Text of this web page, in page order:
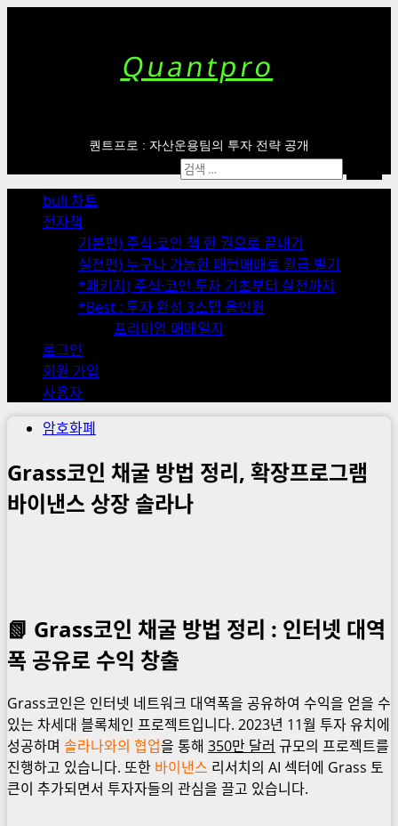
Quantpro
퀀트프로 : 자산운용팀의 투자 전략 공개
Menu
bull 차트
전자책
기본편) 주식·코인 책 한 권으로 끝내기
실전편) 누구나 가능한 패턴매매로 월급 벌기
*패키지) 주식·코인 투자 기초부터 실전까지
*Best : 투자 완성 3스텝 올인원
프리미엄 매매일지
로그인
회원 가입
사용자
검
색:
암호화폐
Grass코인 채굴 방법 정리, 확장프로그램
바이낸스 상장 솔라나
📗 Grass코인 채굴 방법 정리 : 인터넷 대역
폭 공유로 수익 창출
Grass코인은 인터넷 네트워크 대역폭을 공유하여 수익을 얻을 수
있는 차세대 블록체인 프로젝트입니다. 2023년 11월 투자 유치에
성공하며 솔라나와의 협업을 통해 350만 달러 규모의 프로젝트를
진행하고 있습니다. 또한 바이낸스 리서치의 AI 섹터에 Grass 토
큰이 추가되면서 투자자들의 관심을 끌고 있습니다.